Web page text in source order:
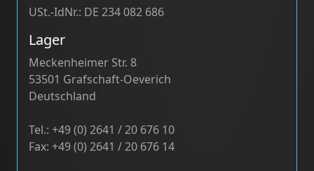
USt.-IdNr.: DE 234 082 686
Lager
Meckenheimer Str. 8
53501 Grafschaft-Oeverich
Deutschland
Tel.: +49 (0) 2641 / 20 676 10
Fax: +49 (0) 2641 / 20 676 14